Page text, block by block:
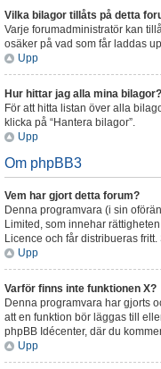
Vilka bilagor tillåts på detta
Varje forumadministratör kan
osäker på vad som får laddas
Upp
Hur hittar jag alla mina bilagor?
För att hitta listan över alla
klicka på “Hantera bilagor”.
Upp
Om phpBB3
Vem har gjort detta forum?
Denna programvara (i sin
Limited, som innehar
Licence och får distribueras
Upp
Varför finns inte funktionen X?
Denna programvara har gjorts
att en funktion bör läggas till
phpBB Idécenter, där du
Upp